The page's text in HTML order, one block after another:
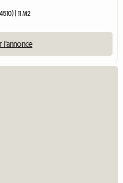
| 11 M2
l'annonce